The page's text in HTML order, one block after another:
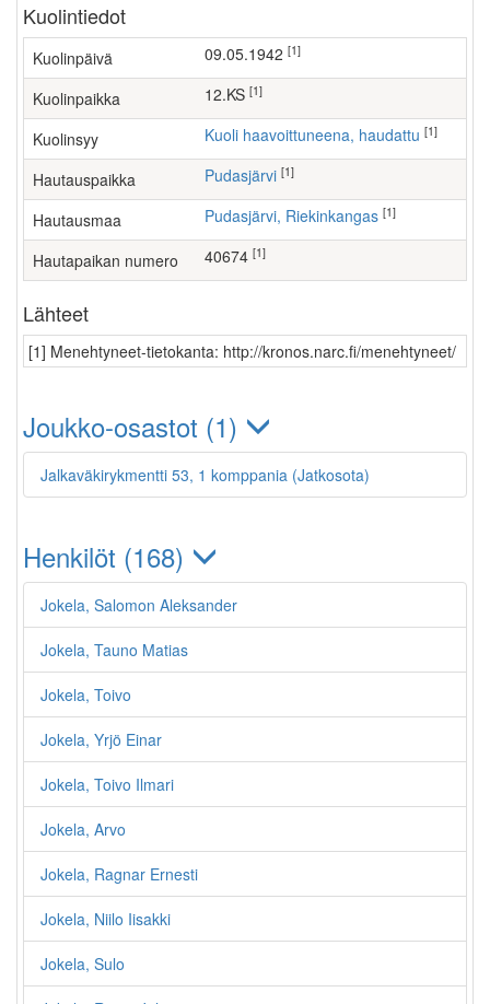
Kuolintiedot
Kuolinpäivä 09.05.1942 [1]
Kuolinpaikka 12.KS [1]
Kuolinsyy Kuoli haavoittuneena, haudattu [1]
Hautauspaikka Pudasjärvi [1]
Hautausmaa Pudasjärvi, Riekinkangas [1]
Hautapaikan numero 40674 [1]
Lähteet
[1] Menehtyneet-tietokanta: http://kronos.narc.fi/menehtyneet/
Joukko-osastot (1)
Jalkaväkirykmentti 53, 1 komppania (Jatkosota)
Henkilöt (168)
Jokela, Salomon Aleksander
Jokela, Tauno Matias
Jokela, Toivo
Jokela, Yrjö Einar
Jokela, Toivo Ilmari
Jokela, Arvo
Jokela, Ragnar Ernesti
Jokela, Niilo Iisakki
Jokela, Sulo